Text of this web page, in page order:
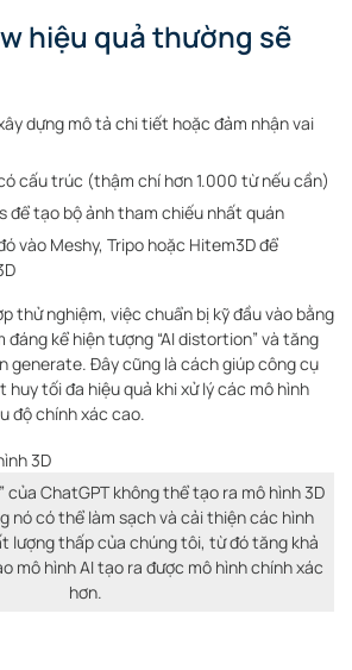
hiệu quả thường sẽ
dựng mô tả chi tiết hoặc đảm nhận vai
cấu trúc (thậm chí hơn 1.000 từ nếu cần)
để tạo bộ ảnh tham chiếu nhất quán
vào Meshy, Tripo hoặc Hitem3D để
thử nghiệm, việc chuẩn bị kỹ đầu vào bằng
đáng kể hiện tượng “AI distortion” và tăng
generate. Đây cũng là cách giúp công cụ
huy tối đa hiệu quả khi xử lý các mô hình
độ chính xác cao.
của ChatGPT không thể tạo ra mô hình 3D
nó có thể làm sạch và cải thiện các hình
lượng thấp của chúng tôi, từ đó tăng khả
mô hình AI tạo ra được mô hình chính xác
hơn.